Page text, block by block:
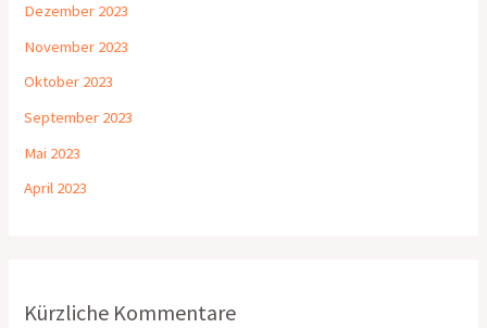
Dezember 2023
November 2023
Oktober 2023
September 2023
Mai 2023
April 2023
Kürzliche Kommentare